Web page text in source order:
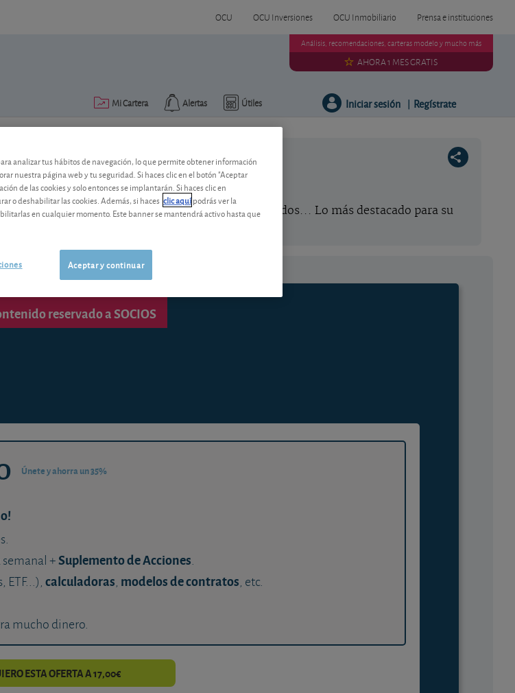
OCU OCU Inversiones OCU Inmobiliario Prensa e instituciones
Útiles
Alertas
Mi Cartera
Análisis, recomendaciones, carteras modelo y mucho más
AHORA 1 MES GRATIS
Iniciar sesión | Regístrate
del inversor
macroeconómicos, acciones que pagan dividendos... Lo más destacado para su
reservado a SOCIOS
Únete y ahorra un 35%
+Suplemento de Acciones.
ETF...), calculadoras, modelos de contratos, etc.
mucho dinero.
ESTA OFERTA A 17,00€
analizar tus hábitos de navegación, lo que permite obtener información
nuestra página web y tu seguridad. Si haces clic en el botón "Aceptar
de las cookies y solo entonces se implantarán. Si haces clic en
o deshabilitar las cookies. Además, si haces clic aquípodrás ver la
en cualquier momento. Este banner se mantendrá activo hasta que
Aceptar y continuar